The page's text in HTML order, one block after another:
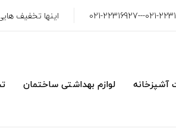
021-22316992--- اینها تخفیف
آشپزخانه لوازم بهداشتی ساختمان